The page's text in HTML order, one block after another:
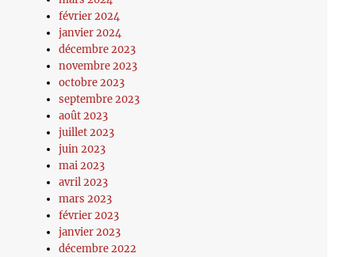
février 2024
janvier 2024
décembre 2023
novembre 2023
octobre 2023
septembre 2023
août 2023
juillet 2023
juin 2023
mai 2023
avril 2023
mars 2023
février 2023
janvier 2023
décembre 2022